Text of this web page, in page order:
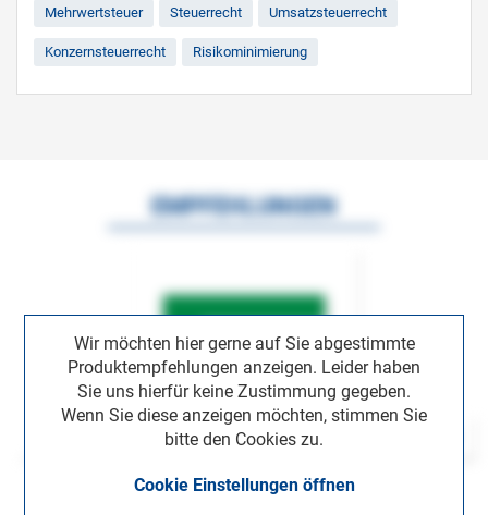
Mehrwertsteuer Steuerrecht Umsatzsteuerrecht
Konzernsteuerrecht Risikominimierung
Wir möchten hier gerne auf Sie abgestimmte
Produktempfehlungen anzeigen. Leider haben
Sie uns hierfür keine Zustimmung gegeben.
Wenn Sie diese anzeigen möchten, stimmen Sie
bitte den Cookies zu.
Cookie Einstellungen öffnen
EMPFEHLUNGEN